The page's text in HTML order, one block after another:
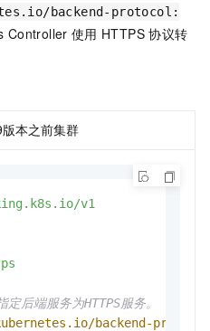
backend-protocol:
Controller 使用 HTTPS 协议转
本之前集群
v1
后端服务为HTTPS服务。
backend-